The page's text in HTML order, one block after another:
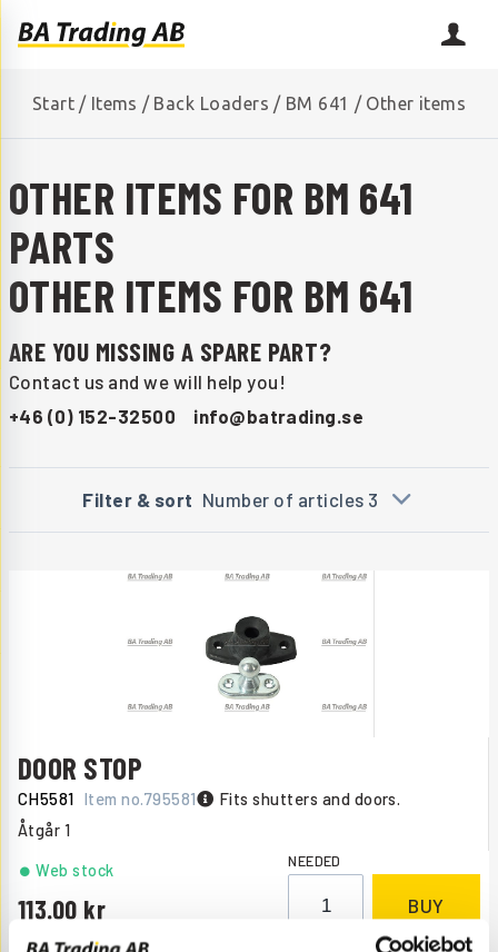
Start / Items / Back Loaders / BM 641 / Other items
OTHER ITEMS FOR BM 641
PARTS
OTHER ITEMS FOR BM 641
ARE YOU MISSING A SPARE PART?
Contact us and we will help you!
+46 (0) 152-32500
info@batrading.se
Filter & sort Number of articles 3
DOOR STOP
CH5581 Item no.795581 Fits shutters and doors.
Åtgår 1
Price, VAT excl.
113.00
Web stock NEEDED
BUY